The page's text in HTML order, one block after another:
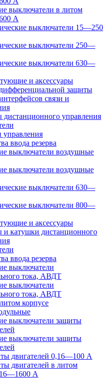
выключатели в литом
А
выключатели 15—250
выключатели 250—
выключатели 630—
и аксессуары
защиты
связи и
управления
управления
ввода резерва
выключатели воздушные
выключатели воздушные
выключатели 630—
выключатели 800—
и аксессуары
катушки дистанционного
ввода резерва
выключатели
тока, АВДТ
выключатели
тока, АВДТ
корпусе
выключатели защиты
выключатели защиты
двигателей 0,16—100 А
двигателей в литом
А